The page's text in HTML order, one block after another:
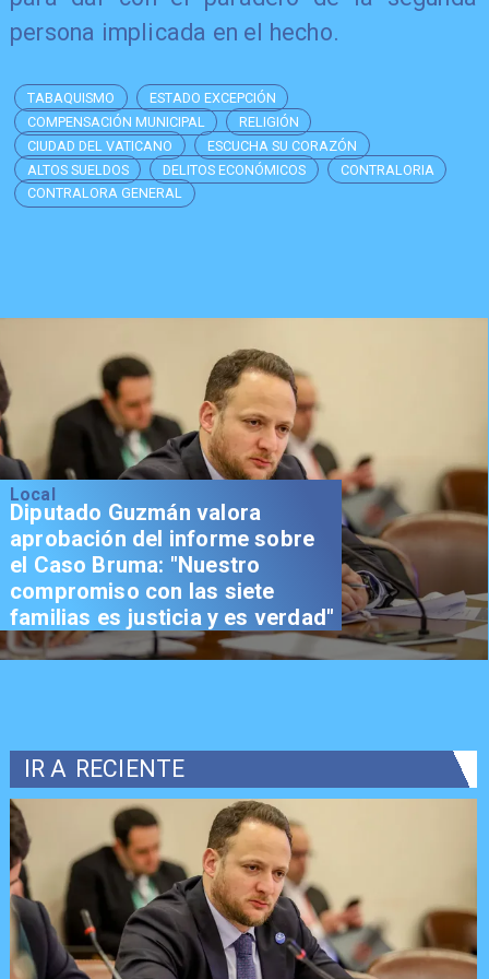
persona implicada en el hecho.
TABAQUISMO
ESTADO EXCEPCIÓN
COMPENSACIÓN MUNICIPAL
RELIGIÓN
CIUDAD DEL VATICANO
ESCUCHA SU CORAZÓN
ALTOS SUELDOS
DELITOS ECONÓMICOS
CONTRALORIA
CONTRALORA GENERAL
Local
Diputado Guzmán valora
aprobación del informe sobre
el Caso Bruma: "Nuestro
compromiso con las siete
familias es justicia y es verdad"
IR A RECIENTE